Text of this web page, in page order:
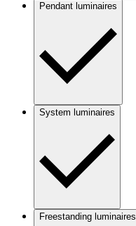
Pendant luminaires
System luminaires
Freestanding luminaires